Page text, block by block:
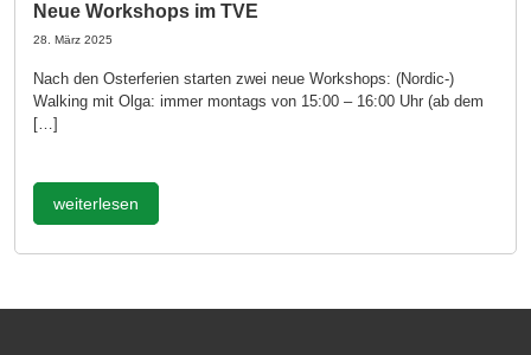
Neue Workshops im TVE
28. März 2025
Nach den Osterferien starten zwei neue Workshops: (Nordic-)
Walking mit Olga: immer montags von 15:00 – 16:00 Uhr (ab dem
[…]
weiterlesen